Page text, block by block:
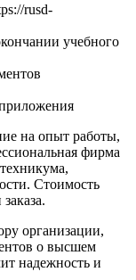
rusd-
учебного
на опыт работы,
фирма
Стоимость
организации,
о высшем
надежность и